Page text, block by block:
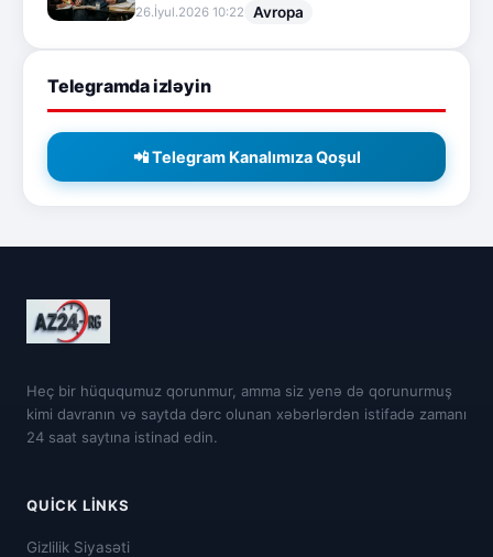
26.İyul.2026 10:22 Avropa
Telegramda izləyin
📲 Telegram Kanalımıza Qoşul
Heç bir hüququmuz qorunmur, amma siz yenə də qorunurmuş
kimi davranın və saytda dərc olunan xəbərlərdən istifadə zamanı
24 saat saytına istinad edin.
QUICK LINKS
Gizlilik Siyasəti